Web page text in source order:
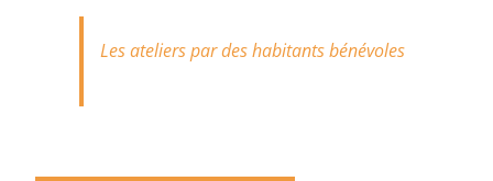
Les ateliers par des habitants bénévoles